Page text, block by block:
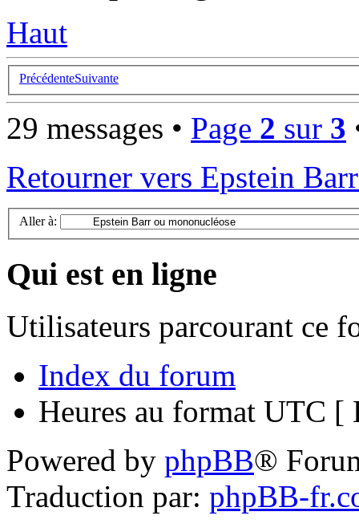
Haut
PrécédenteSuivante
29 messages • Page 2 sur 3
Retourner vers Epstein
Aller à:
Qui est en ligne
Utilisateurs parcourant ce
Index du forum
Heures au format UTC [
Powered by phpBB®
Traduction par: phpBB-